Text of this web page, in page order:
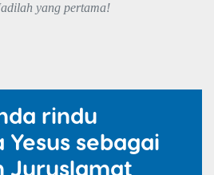
yang pertama!
rindu
sebagai
Juruslamat